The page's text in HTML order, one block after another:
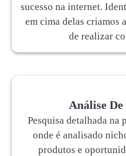
sucesso na internet.
em cima delas criamos
de realizar
Análise
Pesquisa detalhada na
onde é analisado
produtos e